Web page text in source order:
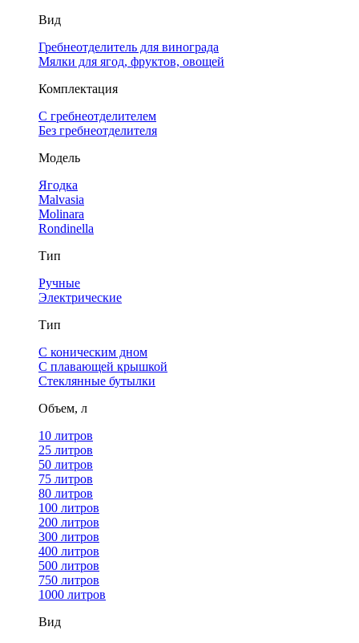
Вид
Гребнеотделитель для винограда
Мялки для ягод, фруктов, овощей
Комплектация
С гребнеотделителем
Без гребнеотделителя
Модель
Ягодка
Malvasia
Molinara
Rondinella
Тип
Ручные
Электрические
Тип
С коническим дном
С плавающей крышкой
Стеклянные бутылки
Объем, л
10 литров
25 литров
50 литров
75 литров
80 литров
100 литров
200 литров
300 литров
400 литров
500 литров
750 литров
1000 литров
Вид